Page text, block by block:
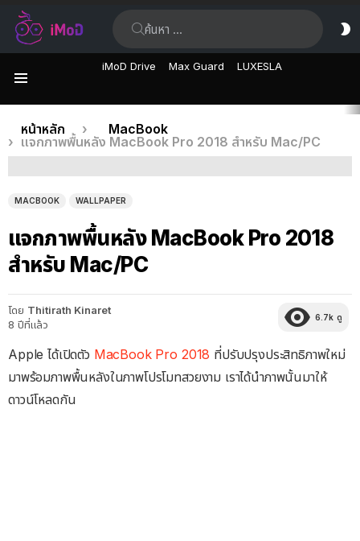
iMoD Drive Max Guard LUXESLA
เรื่อง
ล่าสุด
คุณอยู่ที่นี่:
หน้าหลัก
MacBook
แจกภาพพื้นหลัง MacBook Pro 2018 สำหรับ Mac/PC
MACBOOK WALLPAPER
แจกภาพพื้นหลัง MacBook Pro 2018
สำหรับ Mac/PC
โดย Thitirath Kinaret
8 ปีที่แล้ว
6.7k ดู
Apple ได้เปิดตัว MacBook Pro 2018 ที่ปรับปรุงประสิทธิภาพใหม่
มาพร้อมภาพพื้นหลังในภาพโปรโมทสวยงาม เราได้นำภาพนั้นมาให้
ดาวน์โหลดกัน